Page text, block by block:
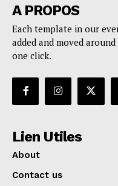
A PROPOS
Each template in our
added and moved
one click.
Lien Utiles
About
Contact us